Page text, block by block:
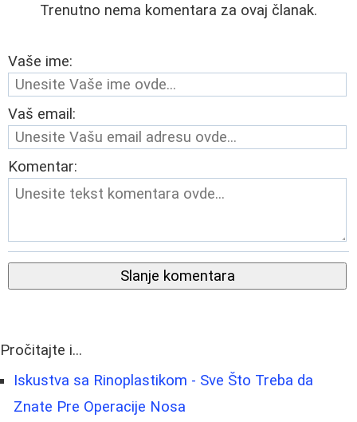
Trenutno nema komentara za ovaj članak.
Vaše ime:
Vaš email:
Komentar:
Slanje komentara
Pročitajte i...
Iskustva sa Rinoplastikom - Sve Što Treba da
Znate Pre Operacije Nosa